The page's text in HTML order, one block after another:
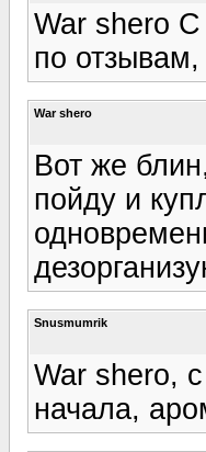
War shero
по отзывам,
War shero
Вот же
пойду и
Snusmumrik
War shero,
начала,